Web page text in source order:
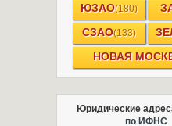
ЮЗАО(180)
СЗАО(133)
НОВАЯ
Юридические
по ИФНС